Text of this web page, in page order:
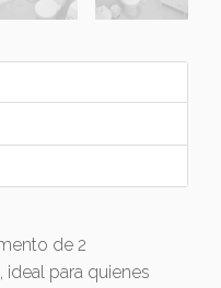
de 2
ideal para quienes